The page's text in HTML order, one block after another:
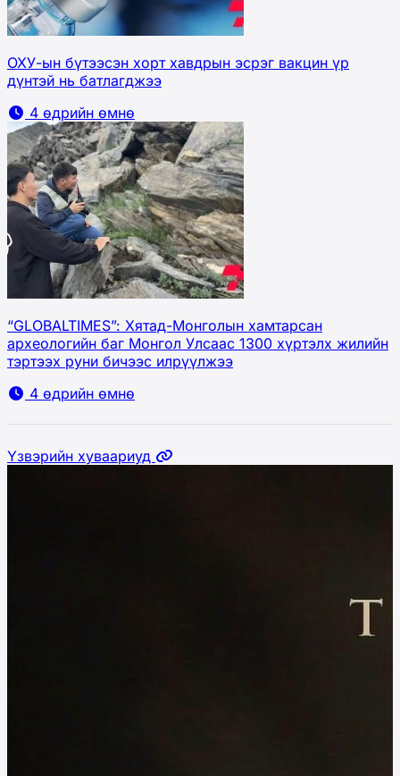
ОХУ-ын бүтээсэн хорт хавдрын эсрэг вакцин үр
дүнтэй нь батлагджээ
4 өдрийн өмнө
“GLOBALTIMES”: Хятад-Монголын хамтарсан
археологийн баг Монгол Улсаас 1300 хүртэлх жилийн
тэртээх руни бичээс илрүүлжээ
4 өдрийн өмнө
Үзвэрийн хуваариуд